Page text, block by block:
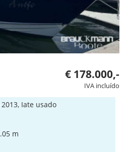
€ 178.000,-
IVA incluído
Iate usado
m